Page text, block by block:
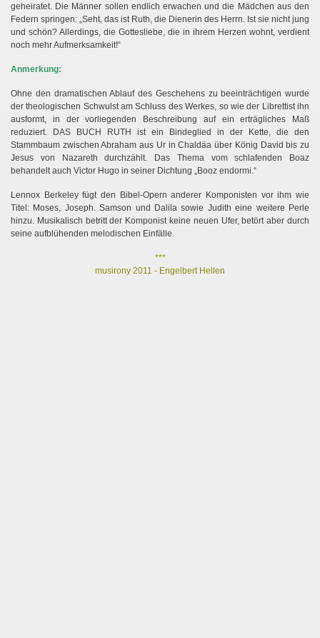
geheiratet. Die Männer sollen endlich erwachen und die Mädchen aus den
Federn springen: „Seht, das ist Ruth, die Dienerin des Herrn. Ist sie nicht jung
und schön? Allerdings, die Gottesliebe, die in ihrem Herzen wohnt, verdient
noch mehr Aufmerksamkeit!“
Anmerkung:
Ohne den dramatischen Ablauf des Geschehens zu beeinträchtigen wurde
der theologischen Schwulst am Schluss des Werkes, so wie der Librettist ihn
ausformt, in der vorliegenden Beschreibung auf ein erträgliches Maß
reduziert. DAS BUCH RUTH ist ein Bindeglied in der Kette, die den
Stammbaum zwischen Abraham aus Ur in Chaldäa über König David bis zu
Jesus von Nazareth durchzählt. Das Thema vom schlafenden Boaz
behandelt auch Victor Hugo in seiner Dichtung „Booz endormi.“
Lennox Berkeley fügt den Bibel-Opern anderer Komponisten vor ihm wie
Titel: Moses, Joseph. Samson und Dalila sowie Judith eine weitere Perle
hinzu. Musikalisch betritt der Komponist keine neuen Ufer, betört aber durch
seine aufblühenden melodischen Einfälle.
***
musirony 2011 - Engelbert Hellen